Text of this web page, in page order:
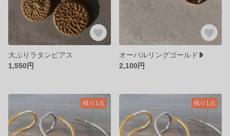
大ぶりラタンピアス
1,550円
オーバルリングゴールド❥
2,100円
残り1点 残り1点